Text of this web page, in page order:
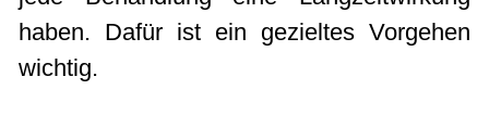
haben. Dafür ist ein gezieltes Vorgehen
wichtig.